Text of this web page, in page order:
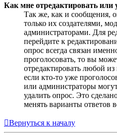
Как мне отредактировать или
Так же, как и сообщения,
только их создателями,
администраторами. Для
перейдите к
опрос всегда связан
проголосовать, то вы
отредактировать любой
если кто-то уже
или администраторы
удалить опрос. Это
менять варианты ответов
Вернуться к началу